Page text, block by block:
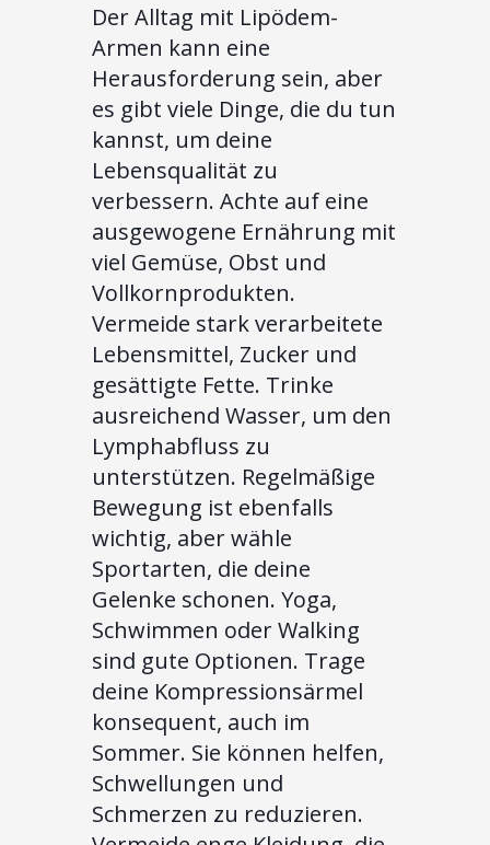
Der Alltag mit Lipödem-
Armen kann eine
Herausforderung sein, aber
es gibt viele Dinge, die du tun
kannst, um deine
Lebensqualität zu
verbessern. Achte auf eine
ausgewogene Ernährung mit
viel Gemüse, Obst und
Vollkornprodukten.
Vermeide stark verarbeitete
Lebensmittel, Zucker und
gesättigte Fette. Trinke
ausreichend Wasser, um den
Lymphabfluss zu
unterstützen. Regelmäßige
Bewegung ist ebenfalls
wichtig, aber wähle
Sportarten, die deine
Gelenke schonen. Yoga,
Schwimmen oder Walking
sind gute Optionen. Trage
deine Kompressionsärmel
konsequent, auch im
Sommer. Sie können helfen,
Schwellungen und
Schmerzen zu reduzieren.